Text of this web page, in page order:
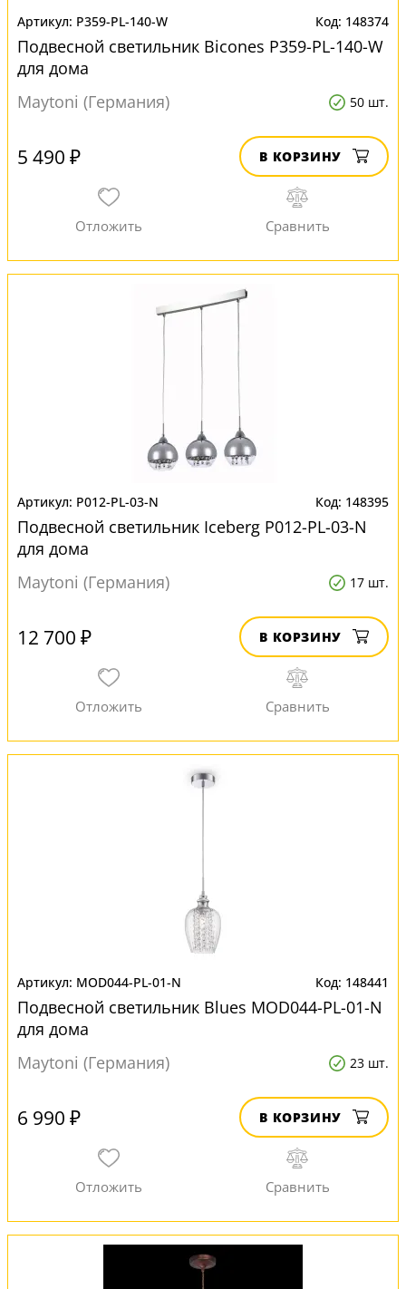
P359-PL-140-W 148374
Подвесной светильник Bicones P359-PL-140-W
для дома
Maytoni (Германия)
50 шт.
5 490 ₽ В КОРЗИНУ
P012-PL-03-N 148395
Подвесной светильник Iceberg P012-PL-03-N
для дома
Maytoni (Германия)
17 шт.
12 700 ₽ В КОРЗИНУ
MOD044-PL-01-N 148441
Подвесной светильник Blues MOD044-PL-01-N
для дома
Maytoni (Германия)
23 шт.
6 990 ₽ В КОРЗИНУ